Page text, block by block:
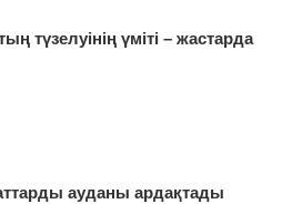
түзелуінің үміті – жастарда
ауданы ардақтады